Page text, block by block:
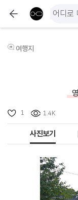
여행지
1 1.4K
사진보기